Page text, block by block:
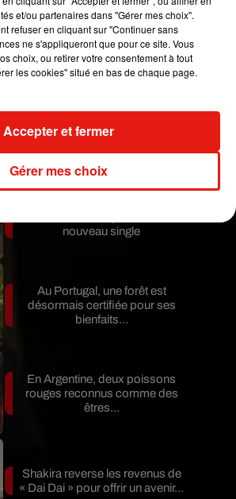
2017 à 16h05 par Ludovic
Vilain
pour nous, désolé.
Fuego entre en éruption
nouveau single
Au Portugal, une forêt est
désormais certifiée pour ses
bienfaits...
En Argentine, deux poissons
rouges reconnus comme des
êtres...
Shakira reverse les revenus de
« Dai Dai » pour offrir un avenir...
et/ou partenaires dans "Gérer mes choix".
refuser en cliquant sur "Continuer sans
ne s'appliqueront que pour ce site. Vous
choix, ou retirer votre consentement à tout
les cookies" situé en bas de chaque page.
Gérer mes choix
Accepter et fermer